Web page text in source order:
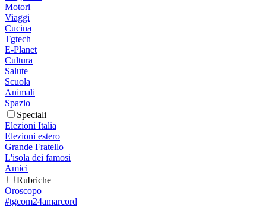
Motori
Viaggi
Cucina
Tgtech
E-Planet
Cultura
Salute
Scuola
Animali
Spazio
Speciali
Elezioni Italia
Elezioni estero
Grande Fratello
L'isola dei famosi
Amici
Rubriche
Oroscopo
#tgcom24amarcord